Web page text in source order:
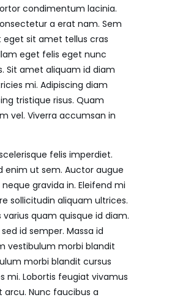
condimentum lacinia.
a erat nam. Sem
eget sit amet tellus cras
eget felis eget nunc
Sit amet aliquam id diam
mi. Adipiscing diam
tristique risus. Quam
vel. Viverra accumsan in
felis imperdiet.
enim ut sem. Auctor augue
gravida in. Eleifend mi
sollicitudin aliquam ultrices.
varius quam quisque id diam.
id semper. Massa id
vestibulum morbi blandit
morbi blandit cursus
mi. Lobortis feugiat vivamus
Nunc faucibus a